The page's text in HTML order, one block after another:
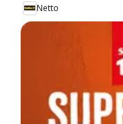
Netto